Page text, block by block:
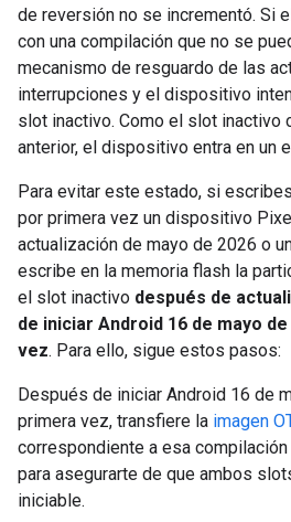
de reversión no se incrementó. Si
con una compilación que no se
mecanismo de resguardo de las
interrupciones y el dispositivo
slot inactivo. Como el slot inactivo
anterior, el dispositivo entra en un
Para evitar este estado, si
por primera vez un dispositivo
actualización de mayo de 2026 o
escribe en la memoria flash la
el slot inactivo después de
de iniciar Android 16 de mayo
vez. Para ello, sigue estos pasos:
Después de iniciar Android 16 de
primera vez, transfiere la imagen
correspondiente a esa
para asegurarte de que ambos
iniciable.